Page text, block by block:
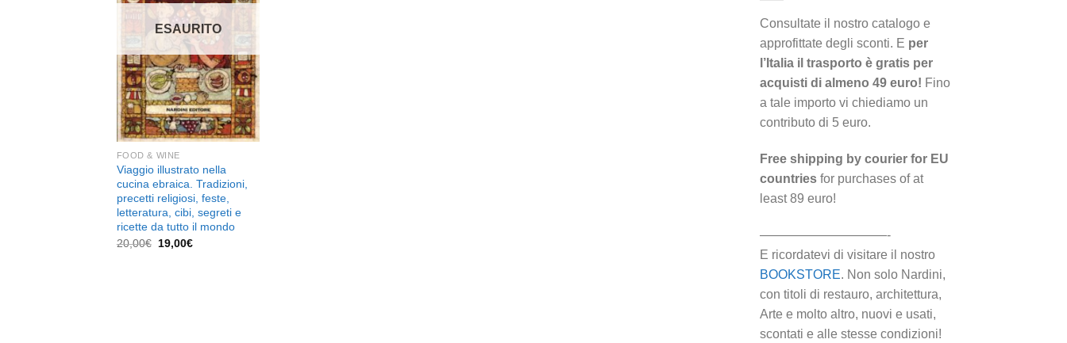
dei
desideri
ESAURITO
FOOD & WINE
Viaggio illustrato nella
cucina ebraica. Tradizioni,
precetti religiosi, feste,
letteratura, cibi, segreti e
ricette da tutto il mondo
20,00€ Il
19,00€Il
Consultate il nostro catalogo e
approfittate degli sconti. E per
l’Italia il trasporto è gratis per
acquisti di almeno 49 euro! Fino
a tale importo vi chiediamo un
contributo di 5 euro.
Free shipping by courier for EU
countries for purchases of at
least 89 euro!
——————————-
E ricordatevi di visitare il nostro
BOOKSTORE. Non solo Nardini,
con titoli di restauro, architettura,
Arte e molto altro, nuovi e usati,
scontati e alle stesse condizioni!